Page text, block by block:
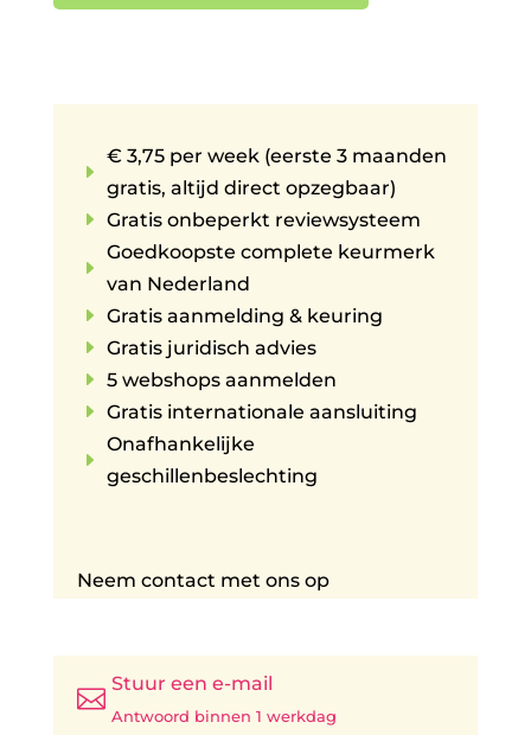
E
€ 3,75 per week (eerste 3 maanden
gratis, altijd direct opzegbaar)
E Gratis onbeperkt reviewsysteem
E
Goedkoopste complete keurmerk
van Nederland
E Gratis aanmelding & keuring
E Gratis juridisch advies
E 5 webshops aanmelden
E Gratis internationale aansluiting
E
Onafhankelijke
geschillenbeslechting
Neem contact met ons op

Stuur een e-mail
Antwoord binnen 1 werkdag